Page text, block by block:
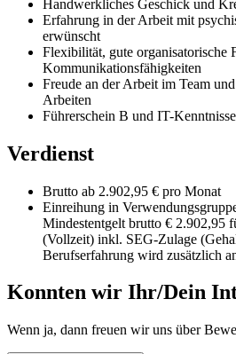
Handwerkliches Geschick und
Erfahrung in der Arbeit mit
erwünscht
Flexibilität, gute organisatorische
Kommunikationsfähigkeiten
Freude an der Arbeit im Team
Arbeiten
Führerschein B und IT-Kenntnisse
Verdienst
Brutto ab 2.902,95 € pro Monat
Einreihung in
Mindestentgelt brutto € 2.902,95
(Vollzeit) inkl. SEG-Zulage
Berufserfahrung wird zusätzlich
Konnten wir Ihr/Dein
Wenn ja, dann freuen wir uns über